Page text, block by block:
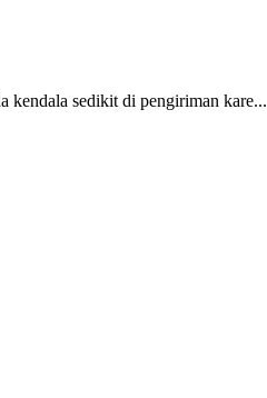
kendala sedikit di pengiriman kare...